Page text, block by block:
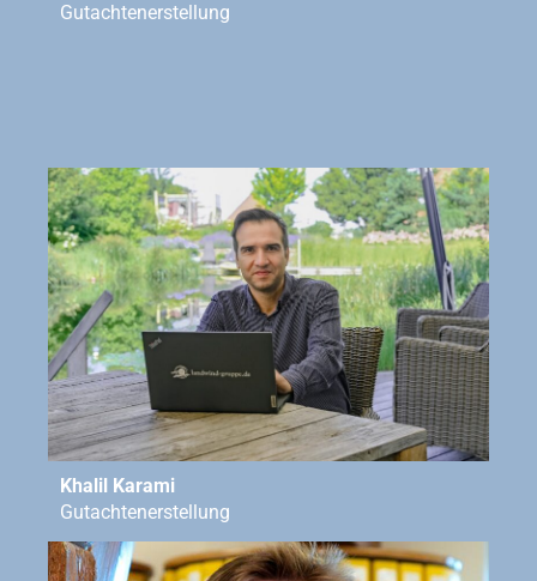
Gutachtenerstellung
Khalil Karami
Gutachtenerstellung